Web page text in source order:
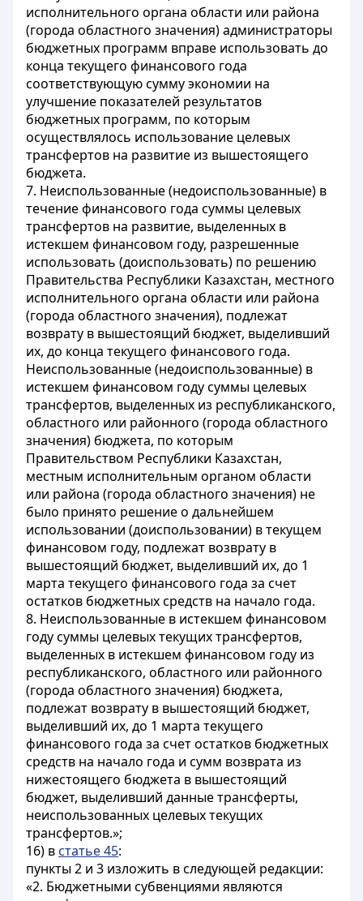
исполнительного органа области или района
(города областного значения) администраторы
бюджетных программ вправе использовать до
конца текущего финансового года
соответствующую сумму экономии на
улучшение показателей результатов
бюджетных программ, по которым
осуществлялось использование целевых
трансфертов на развитие из вышестоящего
бюджета.
7. Неиспользованные (недоиспользованные) в
течение финансового года суммы целевых
трансфертов на развитие, выделенных в
истекшем финансовом году, разрешенные
использовать (доиспользовать) по решению
Правительства Республики Казахстан, местного
исполнительного органа области или района
(города областного значения), подлежат
возврату в вышестоящий бюджет, выделивший
их, до конца текущего финансового года.
Неиспользованные (недоиспользованные) в
истекшем финансовом году суммы целевых
трансфертов, выделенных из республиканского,
областного или районного (города областного
значения) бюджета, по которым
Правительством Республики Казахстан,
местным исполнительным органом области
или района (города областного значения) не
было принято решение о дальнейшем
использовании (доиспользовании) в текущем
финансовом году, подлежат возврату в
вышестоящий бюджет, выделивший их, до 1
марта текущего финансового года за счет
остатков бюджетных средств на начало года.
8. Неиспользованные в истекшем финансовом
году суммы целевых текущих трансфертов,
выделенных в истекшем финансовом году из
республиканского, областного или районного
(города областного значения) бюджета,
подлежат возврату в вышестоящий бюджет,
выделивший их, до 1 марта текущего
финансового года за счет остатков бюджетных
средств на начало года и сумм возврата из
нижестоящего бюджета в вышестоящий
бюджет, выделивший данные трансферты,
неиспользованных целевых текущих
трансфертов.»;
16) в статье 45:
пункты 2 и 3 изложить в следующей редакции:
«2. Бюджетными субвенциями являются